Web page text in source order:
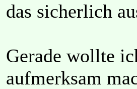
das sicherlich
Gerade wollte
aufmerksam